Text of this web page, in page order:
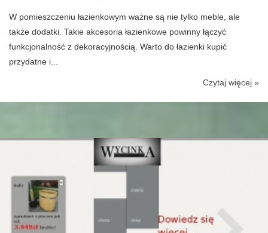
W pomieszczeniu łazienkowym ważne są nie tylko meble, ale
także dodatki. Takie akcesoria łazienkowe powinny łączyć
funkcjonalność z dekoracyjnością. Warto do łazienki kupić
przydatne i...
Czytaj więcej »